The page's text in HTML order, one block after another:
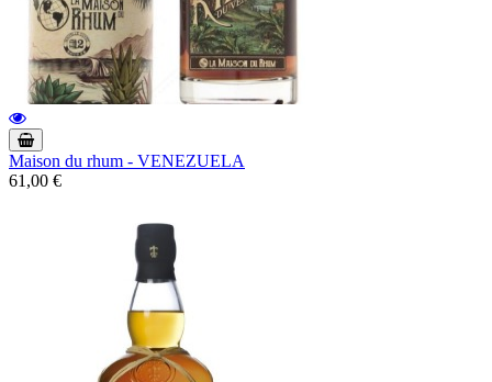
Maison du rhum - VENEZUELA
61,00 €